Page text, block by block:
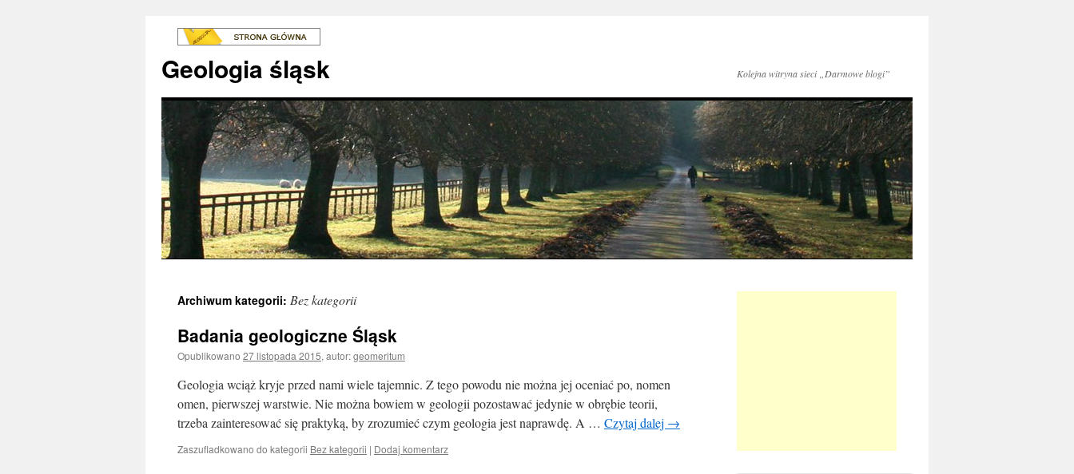
Geologia śląsk Kolejna witryna sieci „Darmowe blogi”
Archiwum kategorii: Bez kategorii
Badania geologiczne Śląsk
Opublikowano 27 listopada 2015, autor:geomeritum
Geologia wciąż kryje przed nami wiele tajemnic. Z tego powodu nie można jej oceniać po, nomen
omen, pierwszej warstwie. Nie można bowiem w geologii pozostawać jedynie w obrębie teorii,
trzeba zainteresować się praktyką, by zrozumieć czym geologia jest naprawdę. A … Czytaj dalej →
Zaszufladkowano do kategorii Bez kategorii | Dodaj komentarz